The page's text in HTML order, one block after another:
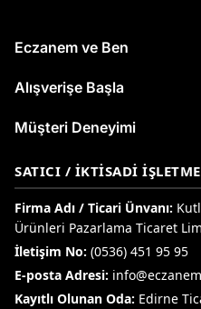
Eczanem ve Ben
Alışverişe Başla
Müşteri Deneyimi
SATICI / İKTISADI
Firma Adı / Ticari Ünvanı:
Ürünleri Pazarlama Ticaret
İletişim No: (0536) 451 95 95
E-posta Adresi:
Kayıtlı Olunan Oda: Edirne